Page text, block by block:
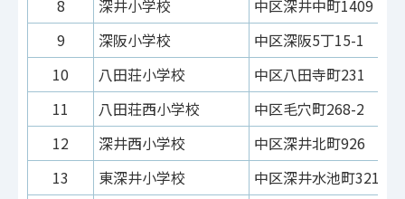
8
深井小学校
中区深井中町1409
9
深阪小学校
中区深阪5丁15-1
10
八田荘小学校
中区八田寺町231
11
八田荘西小学校
中区毛穴町268-2
12
深井西小学校
中区深井北町926
13
東深井小学校
中区深井水池町3214